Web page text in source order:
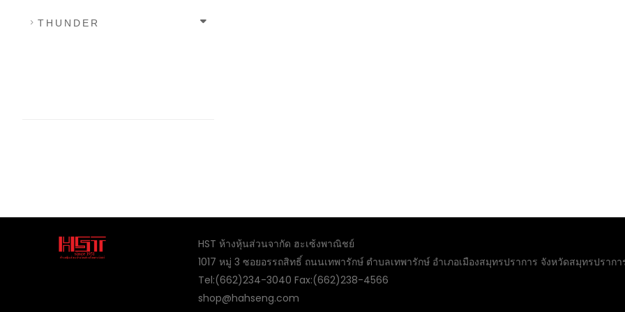
THUNDER
HST ห้างหุ้นส่วนจากัด ฮะเซ้งพาณิชย์
1017 หมู่ 3 ซอยอรรถสิทธิ์ ถนนเทพารักษ์ ตำบลเทพารักษ์ อำเภอเมืองสมุทรปราการ จังหวัดสมุทรปรากา
Tel:(662)234-3040 Fax:(662)238-4566
shop@hahseng.com